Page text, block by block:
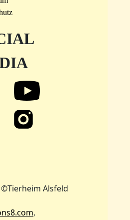
Alsfeld
,